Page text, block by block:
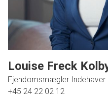
Louise Freck
Ejendomsmægler Indehaver
+45 24 22 02 12